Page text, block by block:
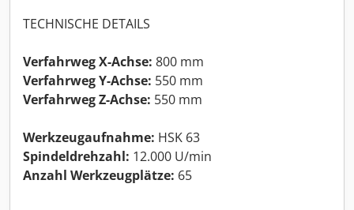
TECHNISCHE DETAILS
Verfahrweg X-Achse: 800 mm
Verfahrweg Y-Achse: 550 mm
Verfahrweg Z-Achse: 550 mm
Werkzeugaufnahme: HSK 63
Spindeldrehzahl: 12.000 U/min
Anzahl Werkzeugplätze: 65